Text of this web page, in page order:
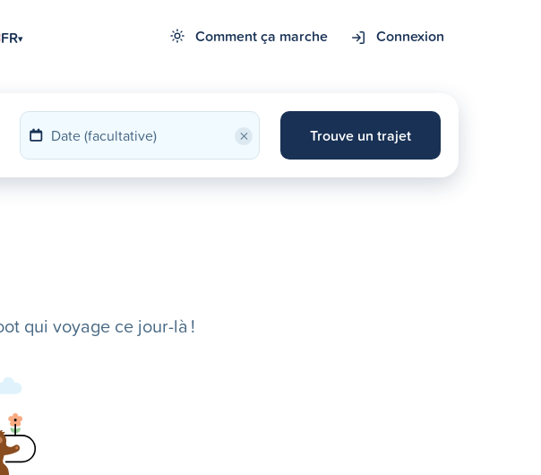
FR▾ Comment ça marche Connexion
× Trouve un trajet
qui voyage ce jour-là !